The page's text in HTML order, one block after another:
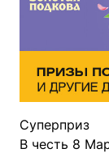
Cуперприз
В честь 8